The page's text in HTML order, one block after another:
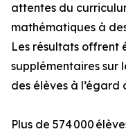
attentes du
mathématiques à
Les résultats offrent
supplémentaires sur
des élèves à
Plus de 574 000